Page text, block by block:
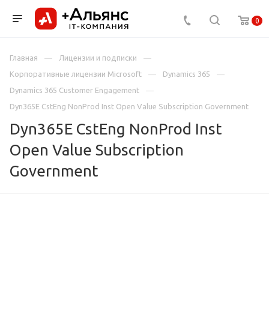
0
Главная
Лицензии и подписки
Корпоративные лицензии Microsoft
Dynamics 365
Dynamics 365 Customer Engagement
Dyn365E CstEng NonProd Inst Open Value Subscription Government
Dyn365E CstEng NonProd Inst
Open Value Subscription
Government